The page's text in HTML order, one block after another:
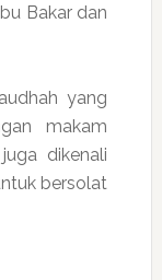
Bakar dan
yang
makam
dikenali
bersolat